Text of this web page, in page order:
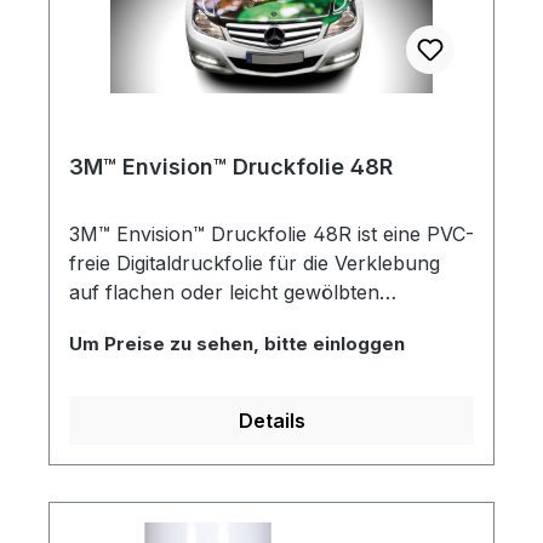
3M™ Envision™ Schutzlaminat 8048G und
3M™ Envision™ Druckfolie 48R
3M™ Envision™ Druckfolie 48R ist eine PVC-
freie Digitaldruckfolie für die Verklebung
auf flachen oder leicht gewölbten
bleibt die matte, weiße Druckfolie
niedrigen Temperaturen ihre Elastizität.
Druckfolie 48R erzielen Sie
beeindruckende Farbintensität und
gestochen scharfe Klarheit bei der
Um Preise zu sehen, bitte einloggen
Details